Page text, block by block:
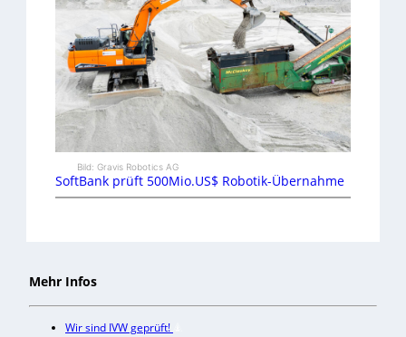
Bild: Gravis Robotics AG
SoftBank prüft 500Mio.US$ Robotik-Übernahme
Mehr Infos
Wir sind IVW geprüft!